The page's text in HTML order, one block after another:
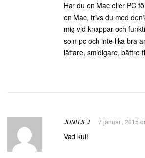
Har du en Mac eller PC
en Mac, trivs du med
mig vid knappar och
som pc och inte lika bra
lättare, smidigare, bättre
JUNITJEJ 7 januari, 2015
Vad kul!